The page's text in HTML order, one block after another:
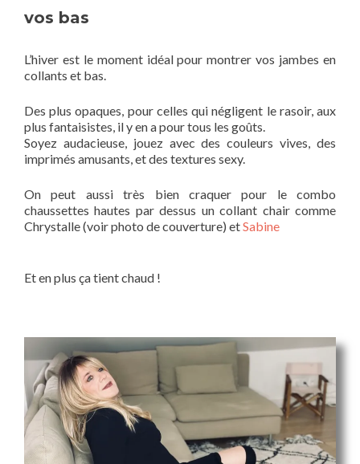
vos bas
L’hiver est le moment idéal pour montrer vos jambes en
collants et bas.
Des plus opaques, pour celles qui négligent le rasoir, aux
plus fantaisistes, il y en a pour tous les goûts.
Soyez audacieuse, jouez avec des couleurs vives, des
imprimés amusants, et des textures sexy.
On peut aussi très bien craquer pour le combo
chaussettes hautes par dessus un collant chair comme
Chrystalle (voir photo de couverture) etSabine
Et en plus ça tient chaud !